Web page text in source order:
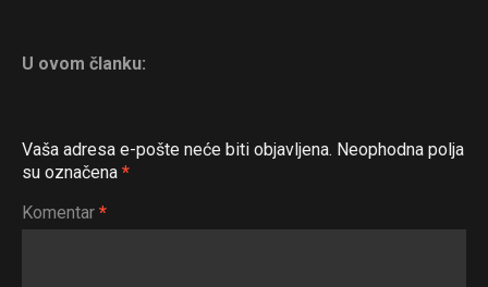
U ovom članku:
Vaša adresa e-pošte neće biti objavljena. Neophodna polja
su označena *
Komentar *